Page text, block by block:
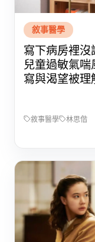
敘事醫學
寫下病房裡沒
兒童過敏氣
寫與渴望被理
敘事醫學 林思偕